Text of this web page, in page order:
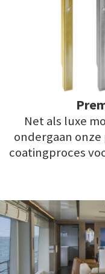
Net als luxe
ondergaan
coatingproces